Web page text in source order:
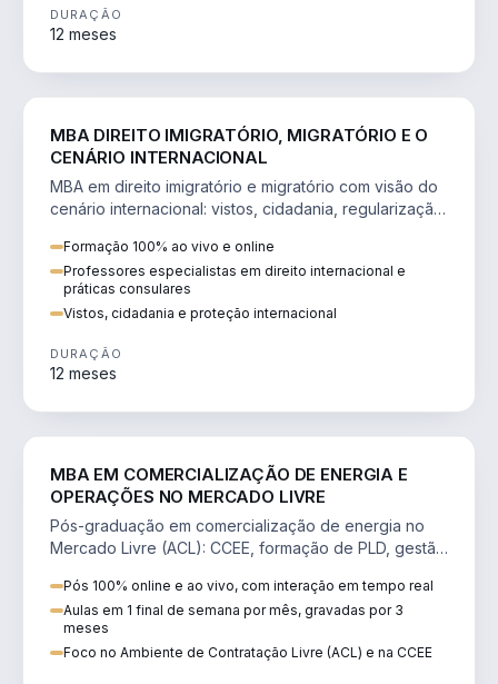
DURAÇÃO
12 meses
MBA DIREITO IMIGRATÓRIO, MIGRATÓRIO E O
CENÁRIO INTERNACIONAL
MBA em direito imigratório e migratório com visão do
cenário internacional: vistos, cidadania, regularização
Formação 100% ao vivo e online
Professores especialistas em direito internacional e
práticas consulares
Vistos, cidadania e proteção internacional
DURAÇÃO
12 meses
MBA EM COMERCIALIZAÇÃO DE ENERGIA E
OPERAÇÕES NO MERCADO LIVRE
Pós-graduação em comercialização de energia no
Mercado Livre (ACL): CCEE, formação de PLD, gestão
Pós 100% online e ao vivo, com interação em tempo real
Aulas em 1 final de semana por mês, gravadas por 3
meses
Foco no Ambiente de Contratação Livre (ACL) e na CCEE